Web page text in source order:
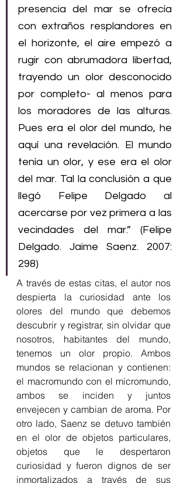
presencia del mar se ofrecía
con extraños resplandores en
el horizonte, el aire empezó a
rugir con abrumadora libertad,
trayendo un olor desconocido
por completo- al menos para
los moradores de las alturas.
Pues era el olor del mundo, he
aquí una revelación. El mundo
tenía un olor, y ese era el olor
del mar. Tal la conclusión a que
llegó Felipe Delgado al
acercarse por vez primera a las
vecindades del mar.” (Felipe
Delgado. Jaime Saenz. 2007:
298)
A través de estas citas, el autor nos
despierta la curiosidad ante los
olores del mundo que debemos
descubrir y registrar, sin olvidar que
nosotros, habitantes del mundo,
tenemos un olor propio. Ambos
mundos se relacionan y contienen:
el macromundo con el micromundo,
ambos se inciden y juntos
envejecen y cambian de aroma. Por
otro lado, Saenz se detuvo también
en el olor de objetos particulares,
objetos que le despertaron
curiosidad y fueron dignos de ser
inmortalizados a través de sus